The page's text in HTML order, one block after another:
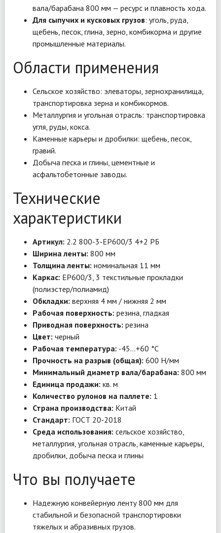
вала/барабана 800 мм — ресурс и плавность хода.
Для сыпучих и кусковых грузов: уголь, руда,
щебень, песок, глина, зерно, комбикорма и другие
промышленные материалы.
Области применения
Сельское хозяйство: элеваторы, зернохранилища,
транспортировка зерна и комбикормов.
Металлургия и угольная отрасль: транспортировка
угля, руды, кокса.
Каменные карьеры и дробилки: щебень, песок,
гравий.
Добыча песка и глины, цементные и
асфальтобетонные заводы.
Технические
характеристики
Артикул: 2.2 800-3-EP600/3 4+2 РБ
Ширина ленты: 800 мм
Толщина ленты: номинальная 11 мм
Каркас: EP600/3, 3 текстильные прокладки
(полиэстер/полиамид)
Обкладки: верхняя 4 мм / нижняя 2 мм
Рабочая поверхность: резина, гладкая
Приводная поверхность: резина
Цвет: черный
Рабочая температура: -45…+60 °C
Прочность на разрыв (общая): 600 Н/мм
Минимальный диаметр вала/барабана: 800 мм
Единица продажи: кв. м
Количество рулонов на паллете: 1
Страна производства: Китай
Стандарт: ГОСТ 20-2018
Среда использования: сельское хозяйство,
металлургия, угольная отрасль, каменные карьеры,
дробилки, добыча песка и глины
Что вы получаете
Надежную конвейерную ленту 800 мм для
стабильной и безопасной транспортировки
тяжелых и абразивных грузов.